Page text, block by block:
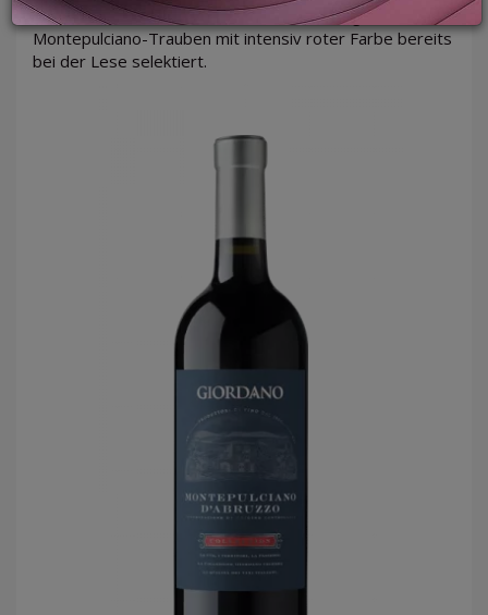
Für diesen Wein werden die besten, mittelgrößen
Montepulciano-Trauben mit intensiv roter Farbe bereits
bei der Lese selektiert.